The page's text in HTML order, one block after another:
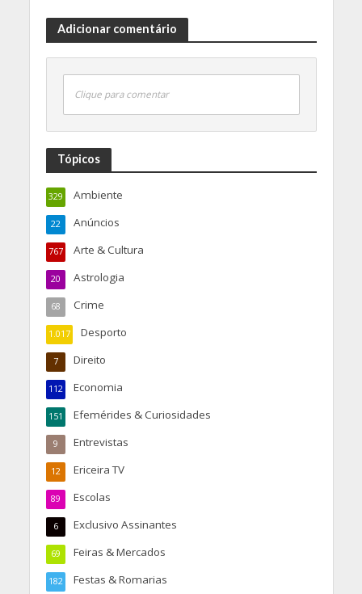
Adicionar comentário
Clique para comentar
Tópicos
Ambiente
329
Anúncios
22
Arte & Cultura
767
Astrologia
20
Crime
68
Desporto
1.017
Direito
7
Economia
112
Efemérides & Curiosidades
151
Entrevistas
9
Ericeira TV
12
Escolas
89
Exclusivo Assinantes
6
Feiras & Mercados
69
Festas & Romarias
182